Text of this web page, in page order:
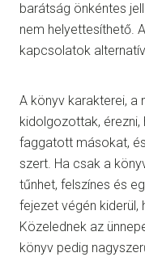
barátság önkéntes
nem helyettesíthető.
kapcsolatok
A könyv karakterei, a
kidolgozottak,
faggatott másokat,
szert. Ha csak a
tűnhet, felszínes és
fejezet végén kiderül,
Közelednek az
könyv pedig